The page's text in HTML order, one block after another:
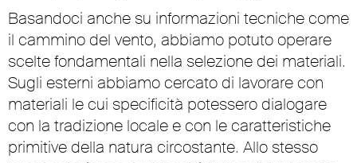
Basandoci anche su informazioni tecniche come
il cammino del vento, abbiamo potuto operare
scelte fondamentali nella selezione dei materiali.
Sugli esterni abbiamo cercato di lavorare con
materiali le cui specificità potessero dialogare
con la tradizione locale e con le caratteristiche
primitive della natura circostante. Allo stesso